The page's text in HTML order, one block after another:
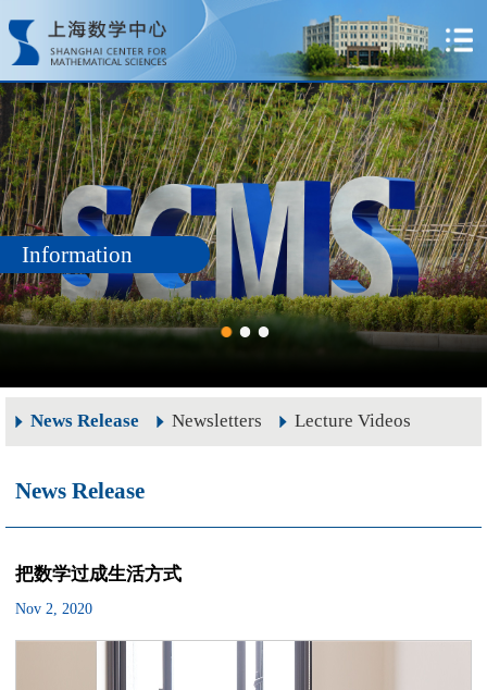
Information
News Release Newsletters Lecture Videos
News Release
把数学过成生活方式
Nov 2, 2020